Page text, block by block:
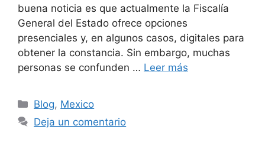
buena noticia es que actualmente la Fiscalía
General del Estado ofrece opciones
presenciales y, en algunos casos, digitales para
obtener la constancia. Sin embargo, muchas
personas se confunden … Leer más
Categorías
Blog, Mexico
Deja un comentario